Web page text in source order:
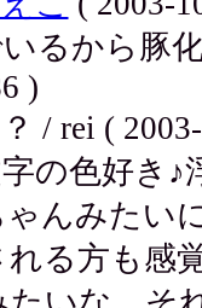
るから豚
)
/ rei (
の色好き
ゃんみたい
る方も感